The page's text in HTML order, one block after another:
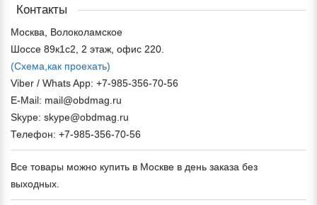
Контакты
Москва, Волоколамское
Шоссе 89к1с2, 2 этаж, офис 220.
(Схема,как проехать)
Viber / Whats App: +7-985-356-70-56
E-Mail: mail@obdmag.ru
Skype: skype@obdmag.ru
Телефон: +7-985-356-70-56
Все товары можно купить в Москве в день заказа без
выходных.